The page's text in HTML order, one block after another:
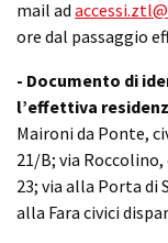
mail ad
ore dal passaggio
- Documento di
l’effettiva
Maironi da Ponte,
21/B; via
23; via alla Porta di
alla Fara civici